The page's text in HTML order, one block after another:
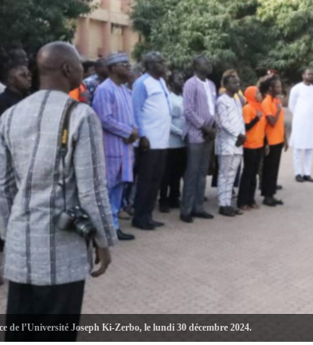
de l’Université Joseph Ki-Zerbo, le lundi 30 décembre 2024.